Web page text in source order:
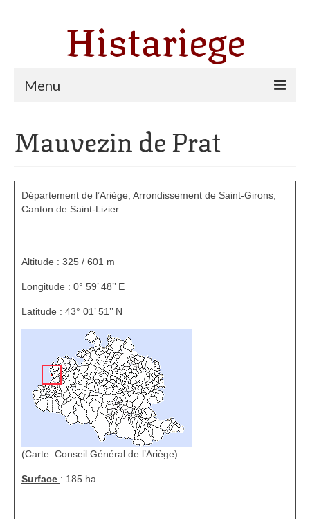
Histariege
Menu
Thèmes
Agriculture, forêt et pastoralisme
Pastoralisme
Catharisme
Dates ariégeoises
1302 à 1499
1505 à 1589
1595 à 1693
1701 à 1798
Mauvezin de Prat
Département de l’Ariège, Arrondissement de Saint-Girons,
Canton de Saint-Lizier
Altitude : 325 / 601 m
Longitude : 0° 59’ 48’’ E
Latitude : 43° 01’ 51’’ N
(Carte: Conseil Général de l’Ariège)
Surface : 185 ha